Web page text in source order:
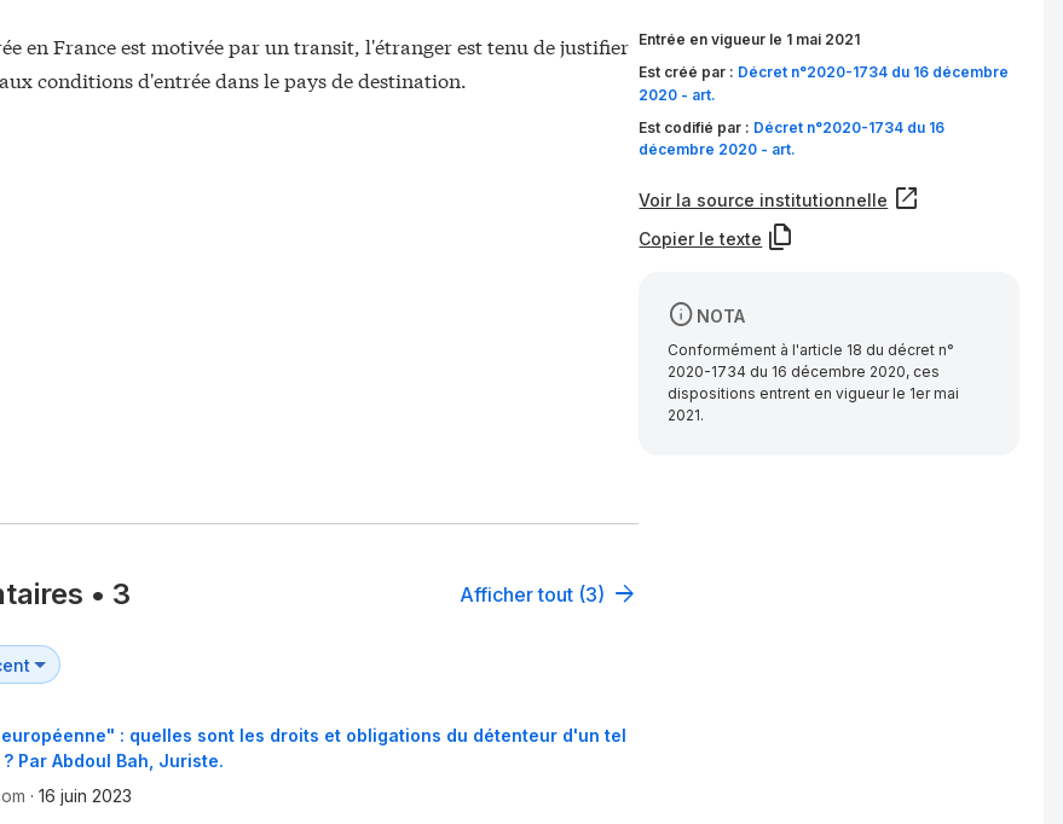
en France est motivée par un transit, l'étranger est tenu de justifier
conditions d'entrée dans le pays de destination.
Entrée en vigueur le 1 mai 2021
Est créé par : Décret n°2020-1734 du 16 décembre
2020 - art.
Est codifié par : Décret n°2020-1734 du 16
décembre 2020 - art.
Voir la source institutionnelle
Copier le texte
NOTA
Conformément à l'article 18 du décret n°
2020-1734 du 16 décembre 2020, ces
dispositions entrent en vigueur le 1er mai
2021.
• 3 Afficher tout (3)
: quelles sont les droits et obligations du détenteur d'un tel
Par Abdoul Bah, Juriste.
· 16 juin 2023